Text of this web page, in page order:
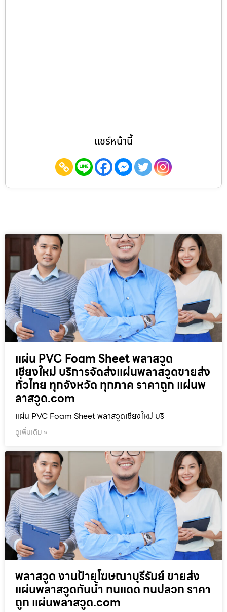
แชร์หน้านี้
แผ่น PVC Foam Sheet พลาสวูด
เชียงใหม่ บริการจัดส่งแผ่นพลาสวูดขายส่ง
ทั่วไทย ทุกจังหวัด ทุกภาค ราคาถูก แผ่นพ
ลาสวูด.com
แผ่น PVC Foam Sheet พลาสวูดเชียงใหม่ บริ
ดูเพิ่มเติม »
พลาสวูด งานป้ายโฆษณาบุรีรัมย์ ขายส่ง
แผ่นพลาสวูดกันน้ำ ทนแดด ทนปลวก ราคา
ถูก แผ่นพลาสวูด.com